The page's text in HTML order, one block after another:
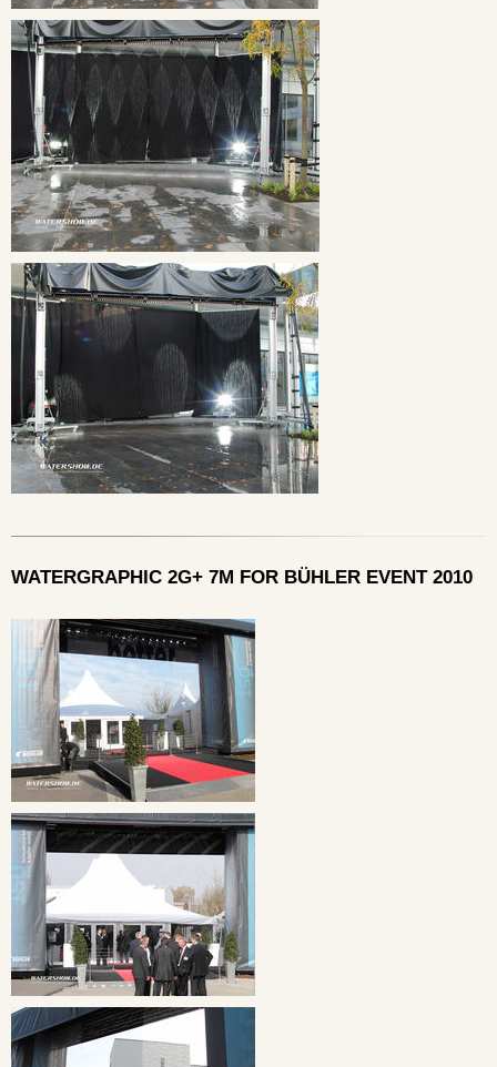
WATERGRAPHIC 2G+ 7M FOR BÜHLER EVENT 2010